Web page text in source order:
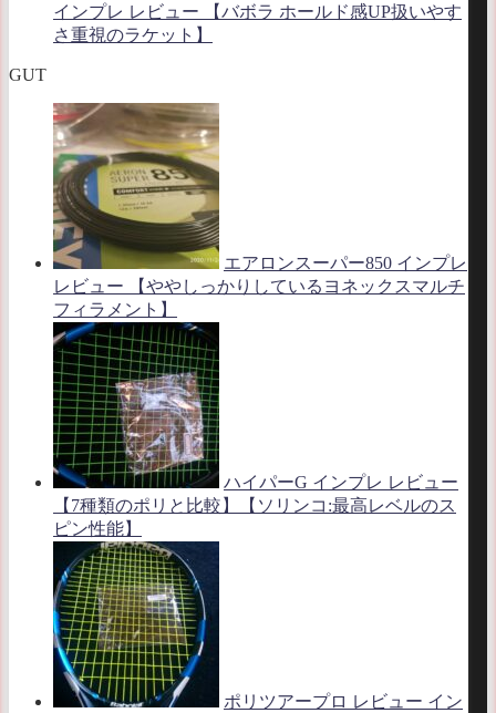
インプレ レビュー 【バボラ ホールド感UP扱いやす
さ重視のラケット】
GUT
エアロンスーパー850 インプレ
レビュー 【ややしっかりしているヨネックスマルチ
フィラメント】
ハイパーG インプレ レビュー
【7種類のポリと比較】【ソリンコ:最高レベルのス
ピン性能】
ポリツアープロ レビュー イン